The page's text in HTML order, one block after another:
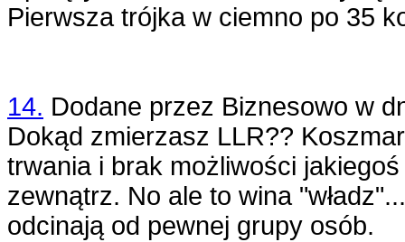
Pierwsza trójka w ciemno po 35
14. Dodane przez Biznesowo w
Dokąd zmierzasz LLR??
trwania i brak możliwości
zewnątrz. No ale to wina
odcinają od pewnej grupy osób.